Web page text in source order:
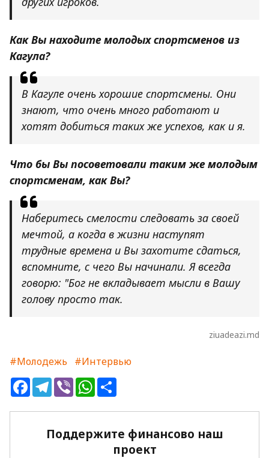
Как Вы находите молодых спортсменов из
Кагула?
В Кагуле очень хорошие спортсмены. Они
знают, что очень много работают и
хотят добиться таких же успехов, как и я.
Что бы Вы посоветовали таким же молодым
спортсменам, как Вы?
Наберитесь смелости следовать за своей
мечтой, а когда в жизни наступят
трудные времена и Вы захотите сдаться,
вспомните, с чего Вы начинали. Я всегда
говорю: "Бог не вкладывает мысли в Вашу
голову просто так.
ziuadeazi.md
#Молодежь
#Интервью
FacebookTelegram
ViberWhatsApp
Поддержите финансово наш
проект